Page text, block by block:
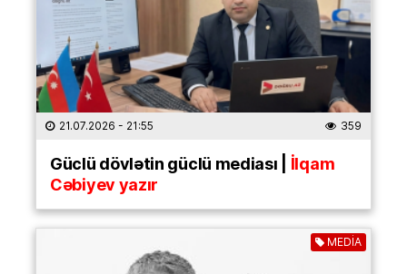
21.07.2026 - 21:55 359
Güclü dövlətin güclü mediası | İlqam
Cəbiyev yazır
MEDİA